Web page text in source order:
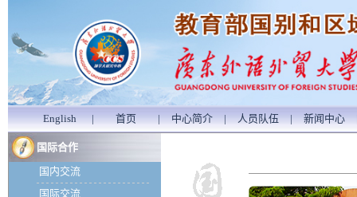
English | 首页 | 中心简介 | 人员队伍 | 新闻中心
国际合作
国内交流
国际交流